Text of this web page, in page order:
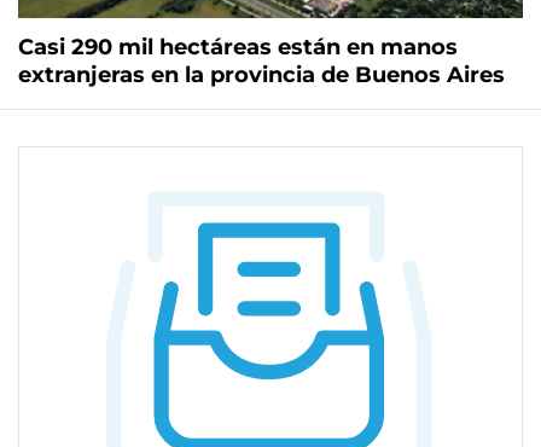
Casi 290 mil hectáreas están en manos
extranjeras en la provincia de Buenos Aires